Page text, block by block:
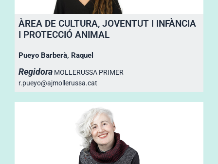
ÀREA DE CULTURA, JOVENTUT I INFÀNCIA
I PROTECCIÓ ANIMAL
Pueyo Barberà, Raquel
Regidora MOLLERUSSA PRIMER
r.pueyo@ajmollerussa.cat